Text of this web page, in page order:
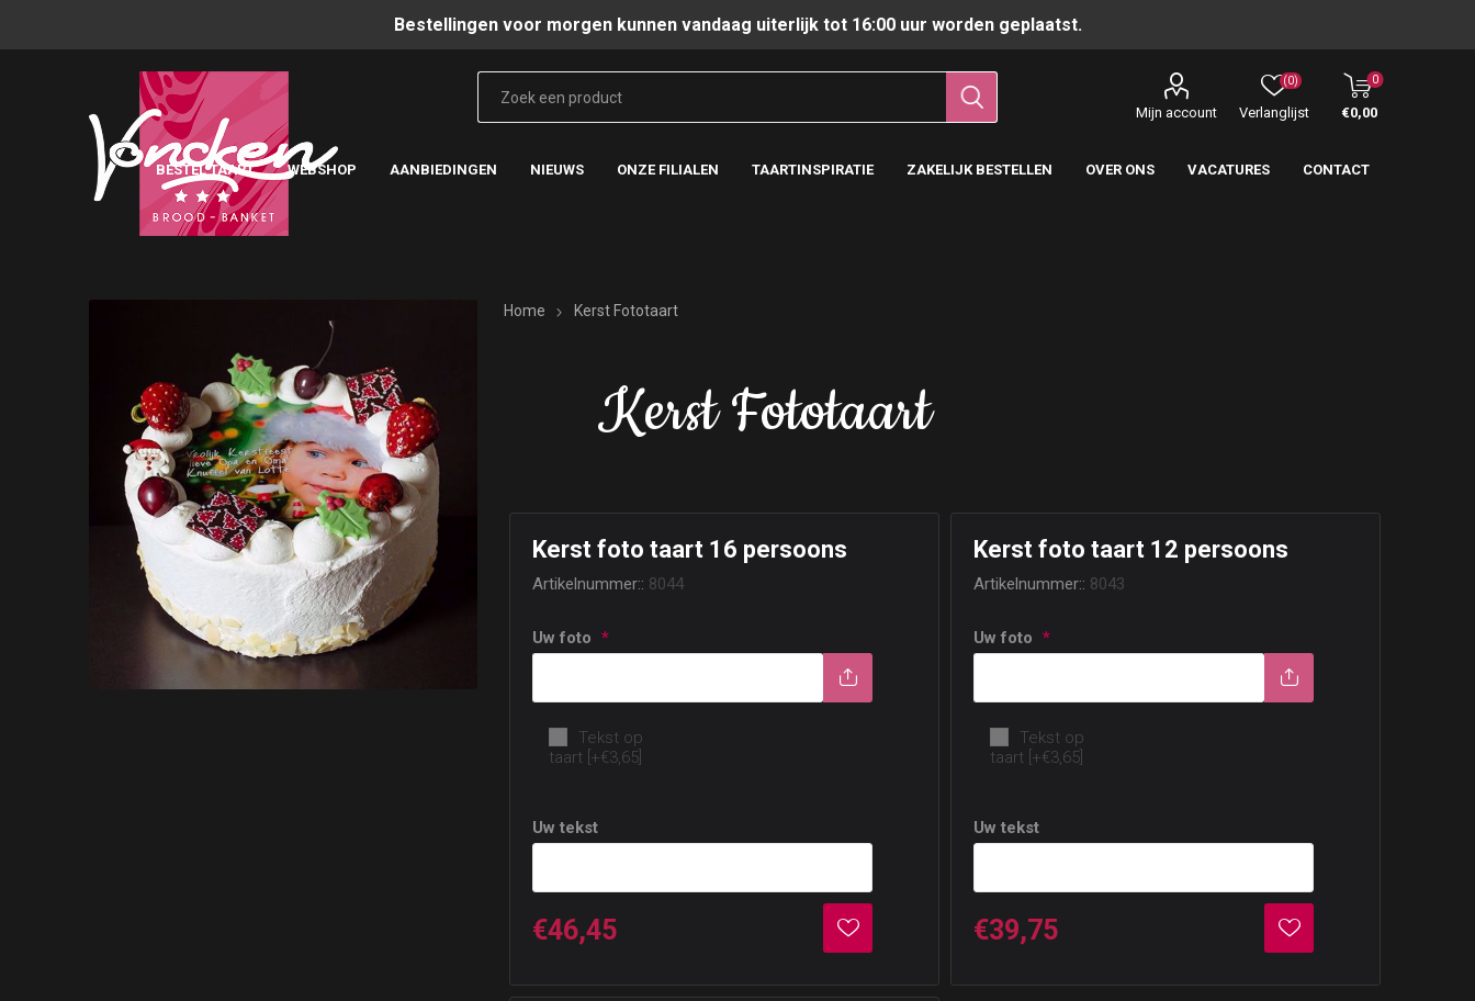
Bestellingen voor morgen kunnen vandaag uiterlijk tot 16:00 uur worden geplaatst.
Mijn account Verlanglijst
(0) 0
€0,00
BESTEL TAART WEBSHOP AANBIEDINGEN NIEUWS ONZE FILIALEN TAARTINSPIRATIE ZAKELIJK BESTELLEN OVER ONS VACATURES CONTACT
Home Kerst Fototaart
Kerst Fototaart
Kerst foto taart 16 persoons
Artikelnummer:: 8044
Uw foto *
Optie: Tekst
Tekst op
taart [+€3,65]
Uw tekst
€46,45
Kerst foto taart 12 persoons
Artikelnummer:: 8043
Uw foto *
Optie: Tekst
Tekst op
taart [+€3,65]
Uw tekst
€39,75